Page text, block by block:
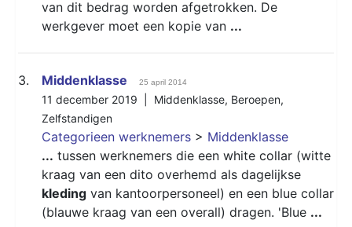
van dit bedrag worden afgetrokken. De
werkgever moet een kopie van ...
3. Middenklasse 25 april 2014
11 december 2019 | Middenklasse, Beroepen,
Zelfstandigen
Categorieen werknemers > Middenklasse
... tussen werknemers die een white collar (witte
kraag van een dito overhemd als dagelijkse
kleding van kantoorpersoneel) en een blue collar
(blauwe kraag van een overall) dragen. 'Blue ...